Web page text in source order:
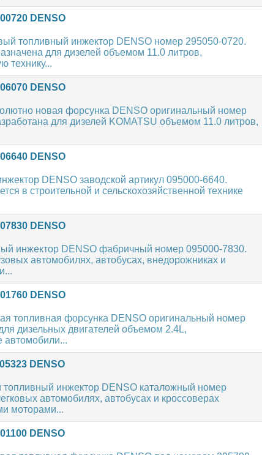
DENSO
топливный инжектор DENSO номер 295050-0720.
для дизелей объемом 11.0 литров,
технику...
DENSO
новая форсунка DENSO оригинальный номер
для дизелей KOMATSU объемом 11.0 литров,
DENSO
DENSO заводской артикул 095000-6640.
в строительной и сельскохозяйственной технике
DENSO
инжектор DENSO фабричный номер 095000-7830.
автомобилях, автобусах, внедорожниках и
DENSO
топливная форсунка DENSO оригинальный номер
дизельных двигателей объемом 2.4L,
автомобили...
DENSO
инжектор DENSO каталожный номер
автомобилях, автобусах и кроссоверах
моторами...
DENSO